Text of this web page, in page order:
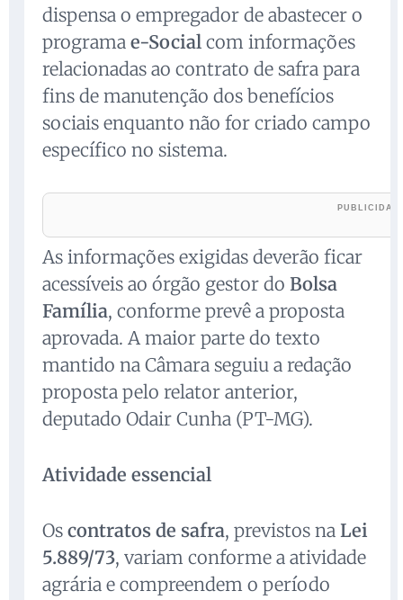
dispensa o empregador de abastecer o
programa e-Social com informações
relacionadas ao contrato de safra para
fins de manutenção dos benefícios
sociais enquanto não for criado campo
específico no sistema.
As informações exigidas deverão ficar
acessíveis ao órgão gestor do Bolsa
Família, conforme prevê a proposta
aprovada. A maior parte do texto
mantido na Câmara seguiu a redação
proposta pelo relator anterior,
deputado Odair Cunha (PT-MG).
Atividade essencial
Os contratos de safra, previstos na Lei
5.889/73, variam conforme a atividade
agrária e compreendem o período